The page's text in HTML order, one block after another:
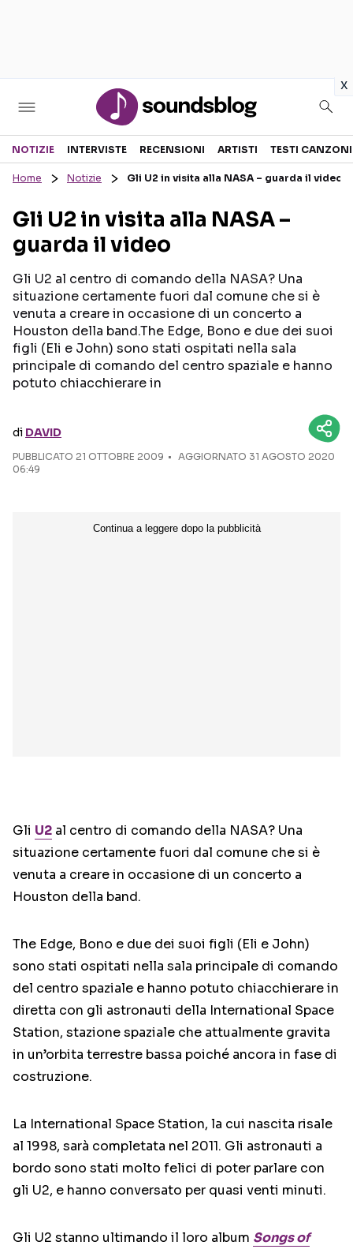
x
Sezioni
RECENSIONI MUSICALI
INTERVISTE
GOSSIP E CURIOSITÀ
TESTI CANZONI
TALENT SHOW
Seguici sui social
NOTIZIE INTERVISTE RECENSIONI ARTISTI TESTI CANZONI
Home Notizie Gli U2 in visita alla NASA – guarda il video
Gli U2 in visita alla NASA –
guarda il video
Gli U2 al centro di comando della NASA? Una
situazione certamente fuori dal comune che si è
venuta a creare in occasione di un concerto a
Houston della band.The Edge, Bono e due dei suoi
figli (Eli e John) sono stati ospitati nella sala
principale di comando del centro spaziale e hanno
potuto chiacchierare in
di DAVID
PUBBLICATO 21 OTTOBRE 2009
AGGIORNATO 31 AGOSTO 2020
06:49
Gli U2 al centro di comando della NASA? Una
situazione certamente fuori dal comune che si è
venuta a creare in occasione di un concerto a
Houston della band.
The Edge, Bono e due dei suoi figli (Eli e John)
sono stati ospitati nella sala principale di comando
del centro spaziale e hanno potuto chiacchierare in
diretta con gli astronauti della International Space
Station, stazione spaziale che attualmente gravita
in un’orbita terrestre bassa poiché ancora in fase di
costruzione.
La International Space Station, la cui nascita risale
al 1998, sarà completata nel 2011. Gli astronauti a
bordo sono stati molto felici di poter parlare con
gli U2, e hanno conversato per quasi venti minuti.
Gli U2 stanno ultimando il loro album Songs of